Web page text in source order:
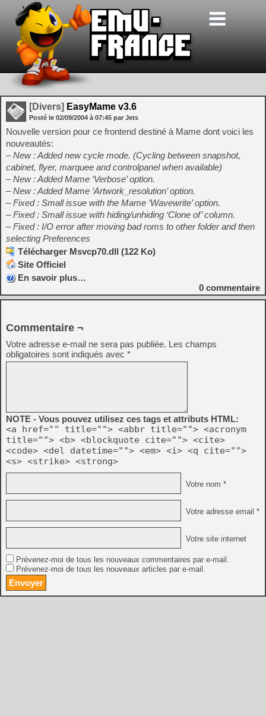
[Divers] EasyMame v3.6
Posté le 02/09/2004 à 07:45 par Jets
Nouvelle version pour ce frontend destiné à Mame dont voici les
nouveautés:
– New : Added new cycle mode. (Cycling between snapshot,
cabinet, flyer, marquee and controlpanel when available)
– New : Added Mame ‘Verbose’ option.
– New : Added Mame ‘Artwork_resolution’ option.
– Fixed : Small issue with the Mame ‘Wavewrite’ option.
– Fixed : Small issue with hiding/unhiding ‘Clone of’ column.
– Fixed : I/O error after moving bad roms to other folder and then
selecting Preferences
Télécharger Msvcp70.dll (122 Ko)
Site Officiel
En savoir plus…
0 commentaire
Commentaire ¬
Votre adresse e-mail ne sera pas publiée. Les champs
obligatoires sont indiqués avec *
NOTE - Vous pouvez utilisez ces tags et attributs HTML:
<a href="" title=""> <abbr title=""> <acronym
title=""> <b> <blockquote cite=""> <cite>
<code> <del datetime=""> <em> <i> <q cite="">
<s> <strike> <strong>
Votre nom *
Votre adresse email *
Votre site internet
Prévenez-moi de tous les nouveaux commentaires par e-mail.
Prévenez-moi de tous les nouveaux articles par e-mail.